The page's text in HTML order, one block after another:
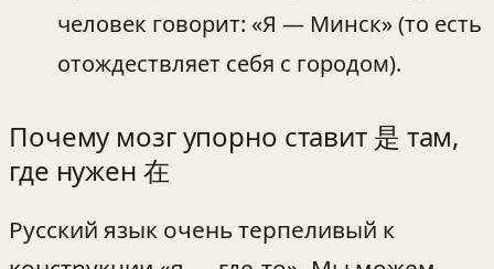
человек говорит: «Я — Минск» (то есть
отождествляет себя с городом).
Почему мозг упорно ставит 是 там,
где нужен 在
Русский язык очень терпеливый к